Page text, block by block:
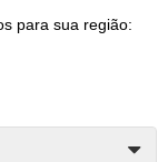
para sua região: